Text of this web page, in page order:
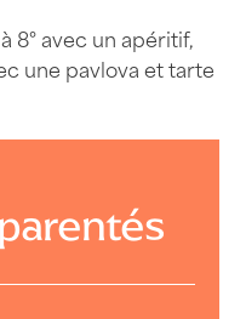
8° avec un apéritif,
une pavlova et tarte